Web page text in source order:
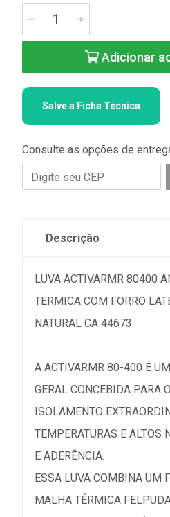
Adicionar
Salve a Ficha Técnica
Consulte as opções de
Descrição
LUVA ACTIVARMR 80400
TERMICA COM FORRO
NATURAL CA 44673
A ACTIVARMR 80-400 É
GERAL CONCEBIDA PARA
ISOLAMENTO
TEMPERATURAS E ALTOS
E ADERÊNCIA.
ESSA LUVA COMBINA UM
MALHA TÉRMICA